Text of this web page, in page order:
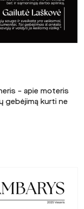
– apie moteris
gebėjimą kurti ne